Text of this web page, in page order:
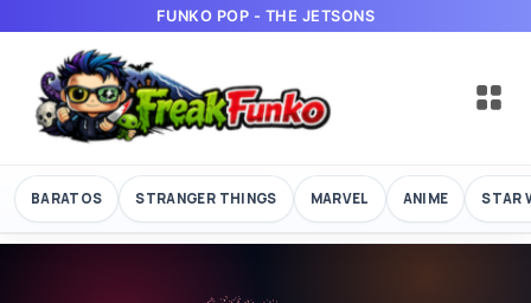
FUNKO POP - THE JETSONS
BARATOS STRANGER THINGS MARVEL ANIME STAR